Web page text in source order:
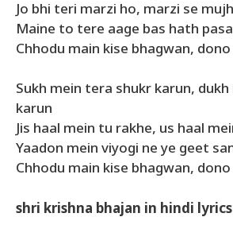
Jo bhi teri marzi ho, marzi se
Maine to tere aage bas hath
Chhodu main kise bhagwan,
Sukh mein tera shukr karun,
karun
Jis haal mein tu rakhe, us haal
Yaadon mein viyogi ne ye geet
Chhodu main kise bhagwan,
shri krishna bhajan in hindi lyrics